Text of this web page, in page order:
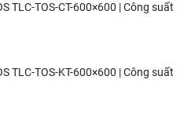
dành cho khách hàng:
hỗ trợ khách hàng chọn sản
ra các vấn khổng ổn nếu có
năm, tặng các phụ kiện hao
TLC-TOS-CT-600×600 | Công suất
TLC-TOS-KT-600×600 | Công suất